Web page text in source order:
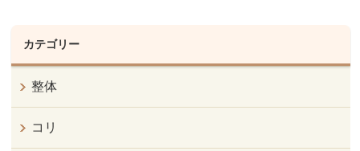
カテゴリー
整体
コリ